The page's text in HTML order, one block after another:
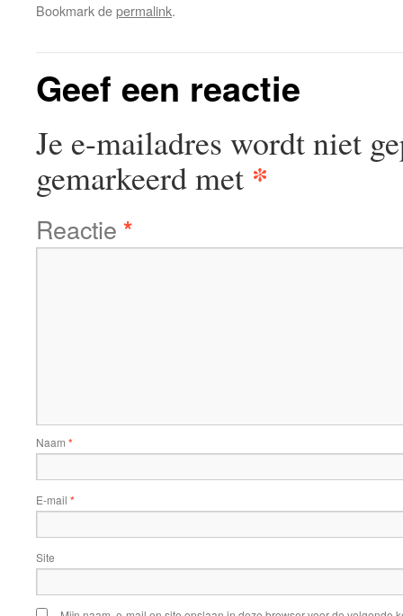
Bookmark depermalink.
Geef een reactie
Je e-mailadres wordt niet
gemarkeerd met *
Reactie *
Naam *
E-mail *
Site